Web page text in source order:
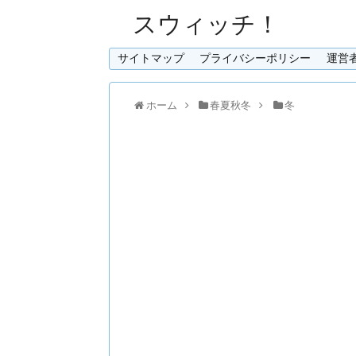
スウィッチ！
サイトマップ プライバシーポリシー 運営
ホーム 春夏秋冬 冬